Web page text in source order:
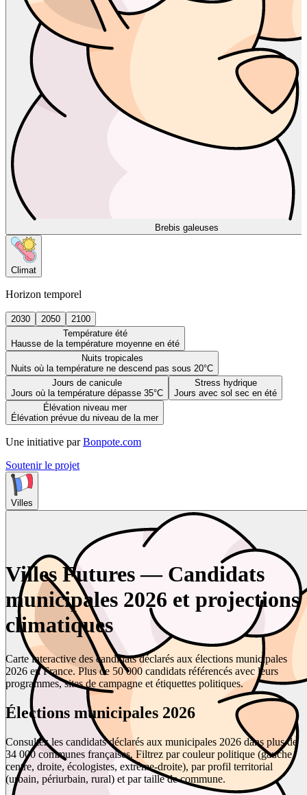
Brebis galeuses
Climat
Horizon temporel
2030 2050
2100
Température été
Hausse de la température moyenne en été
Nuits tropicales
Nuits où la température ne descend pas sous 20°C
Jours de canicule
Jours où la température dépasse 35°C
Stress hydrique
Jours avec sol sec en été
Élévation niveau mer
Élévation prévue du niveau de la mer
Une initiative par Bonpote.com
Soutenir le projet
Villes
Villes Futures — Candidats
municipales 2026 et projections
climatiques
Carte interactive des candidats déclarés aux élections municipales
2026 en France. Plus de 50 000 candidats référencés avec leurs
programmes, sites de campagne et étiquettes politiques.
Élections municipales 2026
Consultez les candidats déclarés aux municipales 2026 dans plus de
34 000 communes françaises. Filtrez par couleur politique (gauche,
centre, droite, écologistes, extrême-droite), par profil territorial
(urbain, périurbain, rural) et par taille de commune.